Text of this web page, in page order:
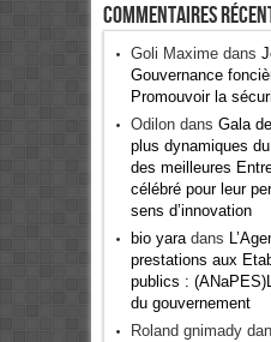
Commentaires
Goli Maximedans
Gouvernance
Promouvoir la
Odilondans Gala
plus dynamiques
des meilleures
célébré pour leur
sens d’innovation
bio yaradans
prestations aux
publics :
du gouvernement
Roland gnimady